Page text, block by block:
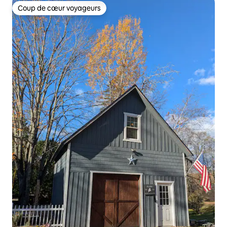
Coup de cœur voyageurs
Coup de cœur voyageurs